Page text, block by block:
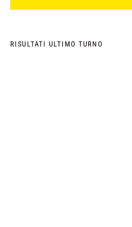
RISULTATI ULTIMO TURNO